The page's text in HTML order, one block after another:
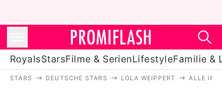
RoyalsStarsFilme & SerienLifestyleFamilie &
STARS DEUTSCHE STARS LOLA WEIPPERT ALLE